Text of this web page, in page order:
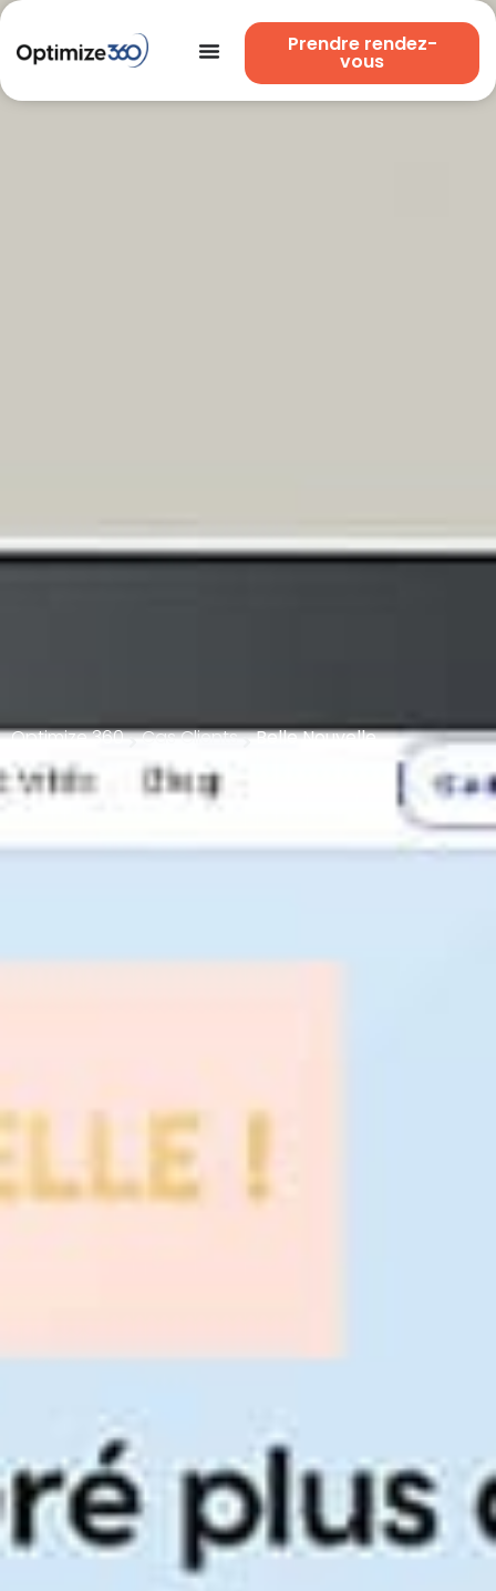
Prendre rendez-
vous
Optimize 360 Cas Clients Belle Nouvelle